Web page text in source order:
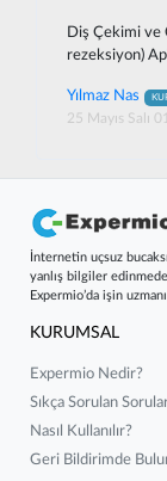
Diş Çekimi ve
rezeksiyon)
Yılmaz Nas
25 Mayıs Salı
İnternetin uçsuz
yanlış bilgiler
Expermio’da işin
KURUMSAL
Expermio Nedir?
Sıkça Sorulan
Nasıl Kullanılır?
Geri Bildirimde